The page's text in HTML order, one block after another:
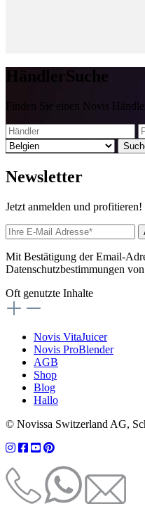
HändlerSuche
Finden Sie einen Novis
Newsletter
Jetzt anmelden und profitieren!
Mit Bestätigung der Email-
Datenschutzbestimmungen
Oft genutzte Inhalte
Novis VitaJuicer
Novis ProBlender
AGB
Shop
Blog
Hallo
© Novissa Switzerland AG,